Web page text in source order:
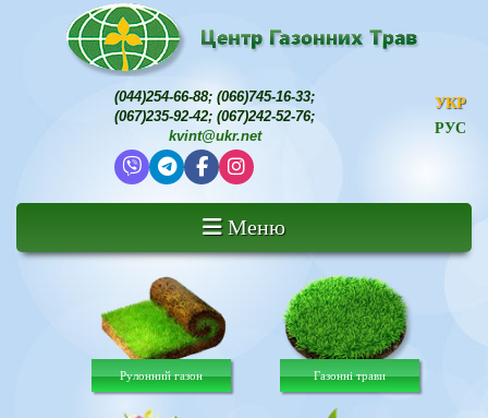
(044)254-66-88; (066)745-16-33;
(067)235-92-42; (067)242-52-76;
kvint@ukr.net
УКР
РУС
Меню
Рулонний газон Газонні трави